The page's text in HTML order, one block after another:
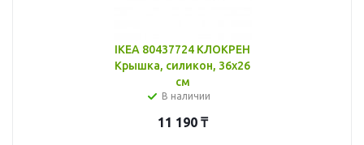
IKEA 80437724 КЛОКРЕН
Крышка, силикон, 36x26
см
В наличии
11 190₸